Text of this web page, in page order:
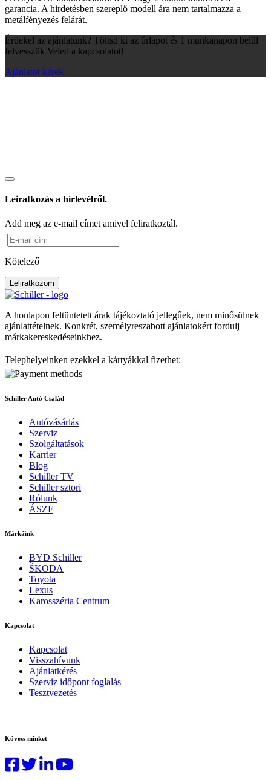
garancia. A hirdetésben szereplő modell ára nem tartalmazza a
metálfényezés felárát.
Érdekel az ajánlatunk? Töltsd ki az űrlapot és 1 munkanapon belül
felvesszük Veled a kapcsolatot!
Ajánlatot kérek
Leiratkozás a hírlevélről.
Add meg az e-mail címet amivel feliratkoztál.
Kötelező
Leliratkozom
A honlapon feltüntetett árak tájékoztató jellegűek, nem minősülnek
ajánlattételnek. Konkrét, személyreszabott ajánlatokért fordulj
márkakereskedéseinkhez.
Telephelyeinken ezekkel a kártyákkal fizethet:
Schiller Autó Család
Autóvásárlás
Szerviz
Szolgáltatások
Karrier
Blog
Schiller TV
Schiller sztori
Rólunk
ÁSZF
Márkáink
BYD Schiller
ŠKODA
Toyota
Lexus
Karosszéria Centrum
Kapcsolat
Kapcsolat
Visszahívunk
Ajánlatkérés
Szerviz időpont foglalás
Tesztvezetés
Kövess minket